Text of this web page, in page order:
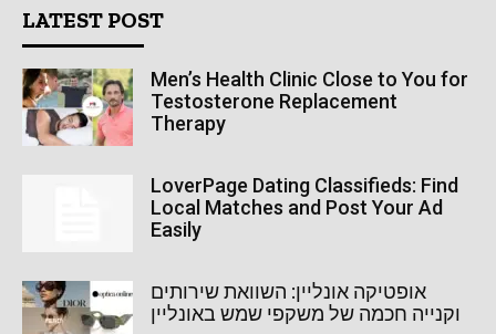
LATEST POST
Men’s Health Clinic Close to You for
Testosterone Replacement
Therapy
LoverPage Dating Classifieds: Find
Local Matches and Post Your Ad
Easily
אופטיקה אונליין: השוואת שירותים
וקנייה חכמה של משקפי שמש באונליין